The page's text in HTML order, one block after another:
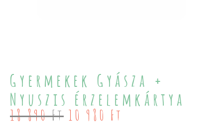
Gyermekek Gyásza +
Nyuszis érzelemkártya
18 890Ft Original
price
10 980 Ft